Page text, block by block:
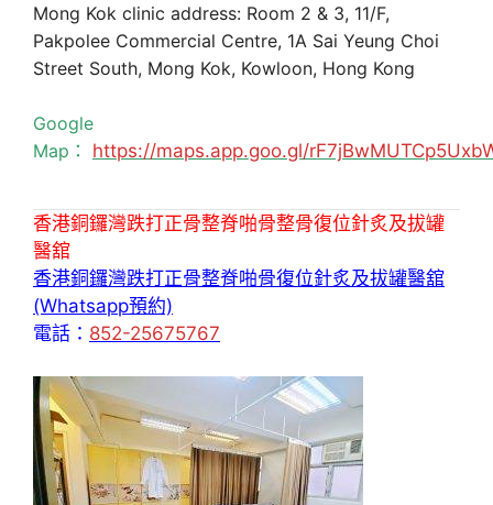
Mong Kok clinic address: Room 2 & 3, 11/F,
Pakpolee Commercial Centre, 1A Sai Yeung Choi
Street South, Mong Kok, Kowloon, Hong Kong
Google
Map： https://maps.app.goo.gl/
香港銅鑼灣跌打正骨整脊啪骨整骨復位針炙及拔罐
醫舘
香港銅鑼灣跌打正骨整脊啪骨復位針炙及拔罐醫舘
(Whatsapp預約)
電話： 852-25675767